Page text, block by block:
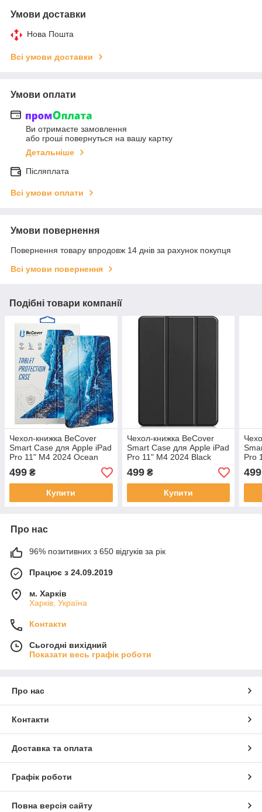
Умови доставки
Нова Пошта
Всі умови доставки
Умови оплати
Ви отримаєте замовлення
або гроші повернуться на вашу картку
Детальніше
Післяплата
Всі умови оплати
Умови повернення
Повернення товару впродовж 14 днів за рахунок покупця
Всі умови повернення
Подібні товари компанії
Чeхол-книжка BeCover
Smart Case для Apple iPad
Pro 11" M4 2024 Ocean
(711639)
499 ₴
Купити
Чeхол-книжка BeCover
Smart Case для Apple iPad
Pro 11" M4 2024 Black
(711621)
499₴
Купити
Pro
499
Про нас
96% позитивних з 650 відгуків за рік
Працює з 24.09.2019
м. Харків
Харків, Україна
Контакти
Сьогодні вихідний
Показати весь графік роботи
Про нас
Контакти
Доставка та оплата
Графік роботи
Повна версія сайту